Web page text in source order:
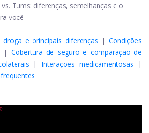
e principais diferenças | Condições
| Cobertura de seguro e comparação de
| Interações medicamentosas |